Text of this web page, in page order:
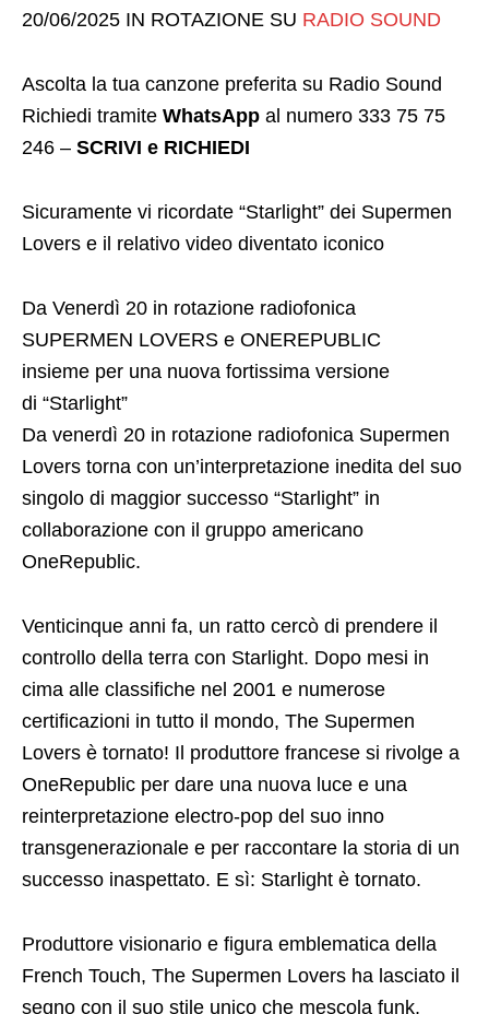
20/06/2025 IN ROTAZIONE SU RADIO SOUND
Ascolta la tua canzone preferita su Radio Sound
Richiedi tramite WhatsApp al numero 333 75 75
246 – SCRIVI e RICHIEDI
Sicuramente vi ricordate “Starlight” dei Supermen
Lovers e il relativo video diventato iconico
Da Venerdì 20 in rotazione radiofonica
SUPERMEN LOVERS e ONEREPUBLIC
insieme per una nuova fortissima versione
di “Starlight”
Da venerdì 20 in rotazione radiofonica Supermen
Lovers torna con un’interpretazione inedita del suo
singolo di maggior successo “Starlight” in
collaborazione con il gruppo americano
OneRepublic.
Venticinque anni fa, un ratto cercò di prendere il
controllo della terra con Starlight. Dopo mesi in
cima alle classifiche nel 2001 e numerose
certificazioni in tutto il mondo, The Supermen
Lovers è tornato! Il produttore francese si rivolge a
OneRepublic per dare una nuova luce e una
reinterpretazione electro-pop del suo inno
transgenerazionale e per raccontare la storia di un
successo inaspettato. E sì: Starlight è tornato.
Produttore visionario e figura emblematica della
French Touch, The Supermen Lovers ha lasciato il
segno con il suo stile unico che mescola funk,